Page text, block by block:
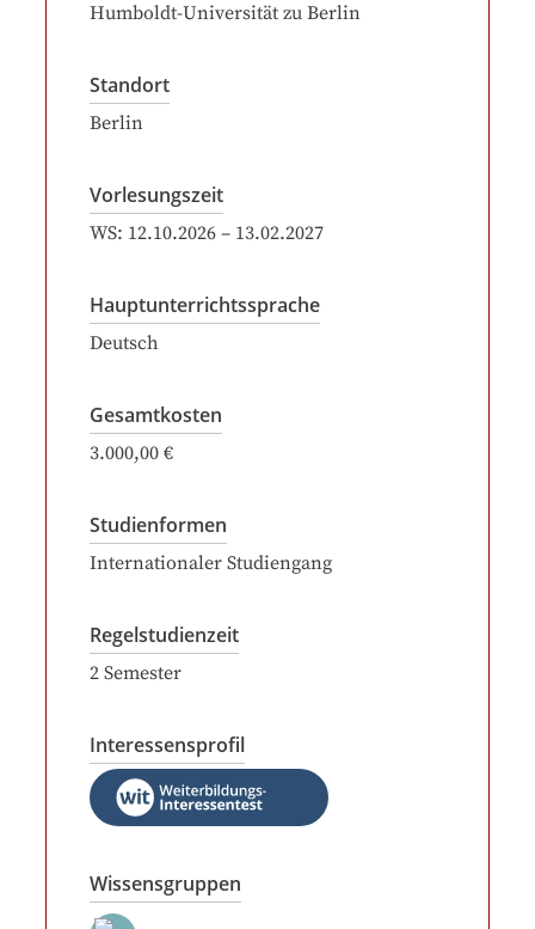
Humboldt-Universität zu Berlin
Standort
Berlin
Vorlesungszeit
WS: 12.10.2026 – 13.02.2027
Hauptunterrichtssprache
Deutsch
Gesamtkosten
3.000,00 €
Studienformen
Internationaler Studiengang
Regelstudienzeit
2 Semester
Interessensprofil
Wissensgruppen